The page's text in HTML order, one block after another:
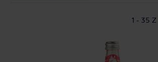
1 - 35